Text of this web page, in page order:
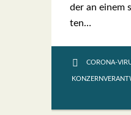
der an einem
ten…
CORONA-